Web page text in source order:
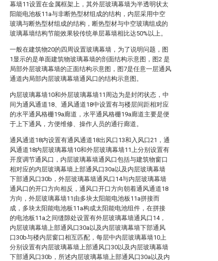
幕墙11设置在金属框架上，其外层玻璃幕墙为半透明状太
阳能电池板11a与非断热型材组成的结构，内层采用中空
玻璃与断热型材组成的结构，断热型材与中空玻璃组成的
玻璃幕墙结构节能效果较传统单层幕墙相比达50%以上。
一般在建筑物20的四周设置玻璃幕墙，为了说明问题，图
1显示的是单面建筑物玻璃幕墙的剖面结构示意图，图2 是
局部外层玻璃幕墙的正面结构示意图，图7是任意一层通风
通道内局部内层玻璃幕墙通风口的结构示意图。
内层玻璃幕墙10和外层玻璃幕墙11周边为是封闭状态，中
间为通风通道18、通风通道18中设置有与楼层间距相对应
的水平通风格栅19a廊道，水平通风格栅19a廊道主要是便
于上下通风，方便维修、操作人员的通行廊道。
通风通道18内设置有通风通道18出风口13和入风口21，通
风通道18内层玻璃幕墙10和外层玻璃幕墙11上分别设置有
开度调节通风口，内层玻璃幕墙通风口包括与建筑物窗口
相对应的内层玻璃幕墙上部通风口30a以及内层玻璃幕墙
下部通风口30b，外层玻璃幕墙通风口14与内层玻璃幕墙
通风口的开口方向相反，通风口开口方向朝着通风通道18
方向，外层玻璃幕墙11由多块太阳能电池板11a拼接而
成，多块太阳能电池板11a构成太阳能电池组件，在拼接
的电池板11a之间缝隙处设置有外层玻璃幕墙通风口14，
内层玻璃幕墙上部通风口30a以及内层玻璃幕墙下部通风
口30b与楼内层窗口相互匹配，每层中内层玻璃幕墙10上
分别设置有内层玻璃幕墙上部通风口30以及内层玻璃幕墙
下部通风口30b，所述内层玻璃幕墙上部通风口30a以及内